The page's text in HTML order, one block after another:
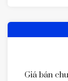
Giá bán